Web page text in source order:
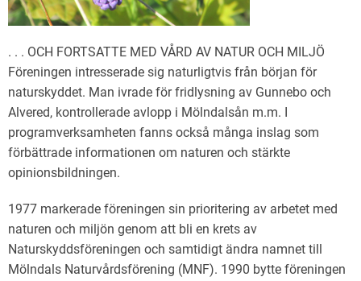
. . . OCH FORTSATTE MED VÅRD AV NATUR OCH MILJÖ
Föreningen intresserade sig naturligtvis från början för
naturskyddet. Man ivrade för fridlysning av Gunnebo och
Alvered, kontrollerade avlopp i Mölndalsån m.m. I
programverksamheten fanns också många inslag som
förbättrade informationen om naturen och stärkte
opinionsbildningen.
1977 markerade föreningen sin prioritering av arbetet med
naturen och miljön genom att bli en krets av
Naturskyddsföreningen och samtidigt ändra namnet till
Mölndals Naturvårdsförening (MNF). 1990 bytte föreningen